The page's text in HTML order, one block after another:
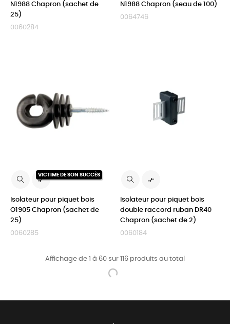
N1988 Chapron (sachet de
25)
0060284
N1988 Chapron (seau de 100)
0064746
VICTIME DE SON SUCCÈS

Isolateur pour piquet bois
O1905 Chapron (sachet de
25)
0060285

Isolateur pour piquet bois
double raccord ruban DR40
Chapron (sachet de 2)
0060184
Affichage de 1 à 60 sur 116 produits au total